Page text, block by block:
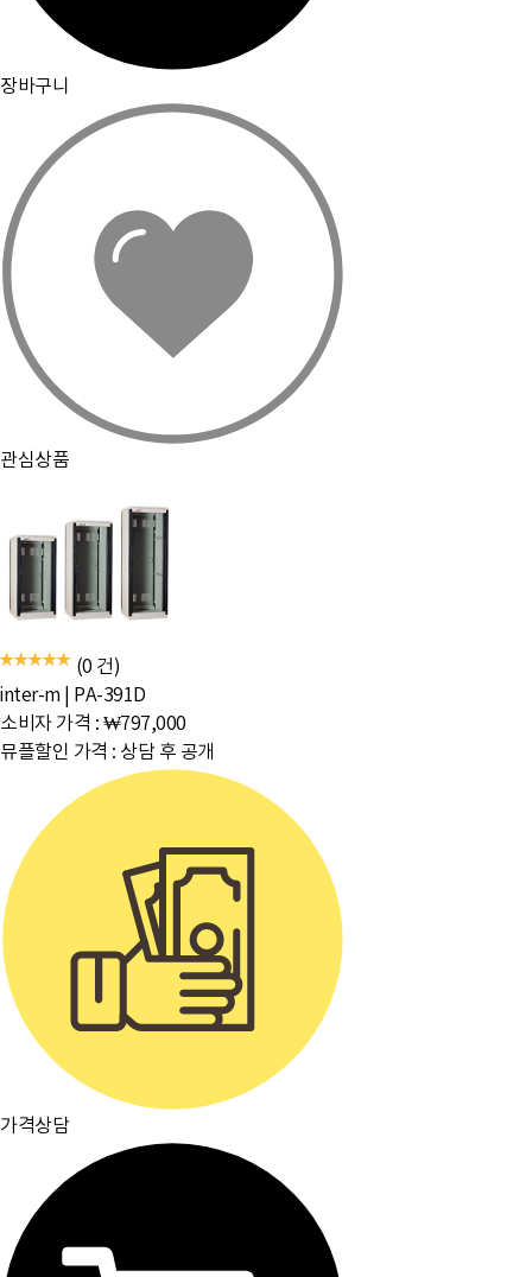
장바구니
관심상품
(0 건)
inter-m
PA-391D
소비자 가격 : ₩797,000
뮤플할인 가격 : 상담 후 공개
가격상담